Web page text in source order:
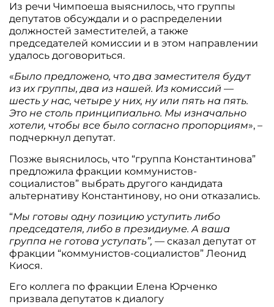
Из речи Чимпоеша выяснилось, что группы
депутатов обсуждали и о распределении
должностей заместителей, а также
председателей комиссии и в этом направлении
удалось договориться.
«Было предложено, что два заместителя будут
из их группы, два из нашей. Из комиссий —
шесть у нас, четыре у них, ну или пять на пять.
Это не столь принципиально. Мы изначально
хотели, чтобы все было согласно пропорциям», –
подчеркнул депутат.
Позже выяснилось, что “группа Константинова”
предложила фракции коммунистов-
социалистов” выбрать другого кандидата
альтернативу Константинову, но они отказались.
“Мы готовы одну позицию уступить либо
председателя, либо в президиуме. А ваша
группа не готова уступать”, —сказал депутат от
фракции “коммунистов-социалистов” Леонид
Киося.
Его коллега по фракции Елена Юрченко
призвала депутатов к диалогу